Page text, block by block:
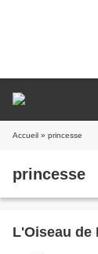
Accueil » princesse
princesse
L'Oiseau de